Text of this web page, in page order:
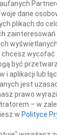
Edycie
szczerego
dane
plikach do
wycofać
być
i aplikacji lub
jest
prawo
– w
w Polityce